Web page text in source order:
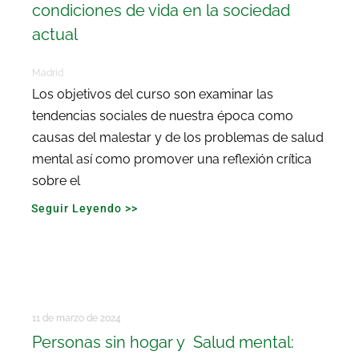
condiciones de vida en la sociedad
actual
Madrid
Los objetivos del curso son examinar las
tendencias sociales de nuestra época como
causas del malestar y de los problemas de salud
mental así como promover una reflexión crítica
sobre el
Seguir Leyendo >>
11 de marzo de 2024
Personas sin hogar y Salud mental: